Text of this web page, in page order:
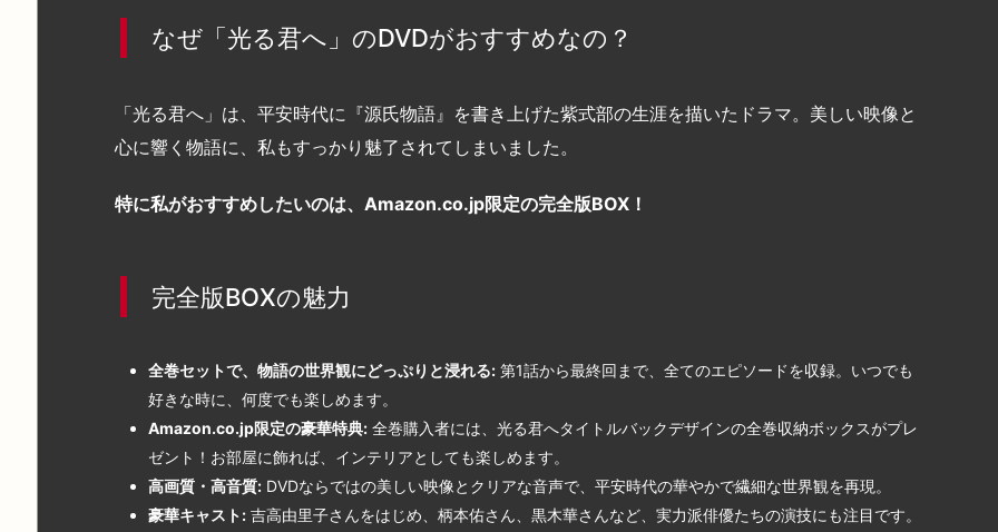
なぜ「光る君へ」のDVDがおすすめなの？
「光る君へ」は、平安時代に『源氏物語』を書き上げた紫式部の生涯を描いたドラマ。美しい映像と
心に響く物語に、私もすっかり魅了されてしまいました。
特に私がおすすめしたいのは、Amazon.co.jp限定の完全版BOX！
完全版BOXの魅力
全巻セットで、物語の世界観にどっぷりと浸れる: 第1話から最終回まで、全てのエピソードを収録。いつでも
好きな時に、何度でも楽しめます。
Amazon.co.jp限定の豪華特典: 全巻購入者には、光る君へタイトルバックデザインの全巻収納ボックスがプレ
ゼント！お部屋に飾れば、インテリアとしても楽しめます。
高画質・高音質: DVDならではの美しい映像とクリアな音声で、平安時代の華やかで繊細な世界観を再現。
豪華キャスト: 吉高由里子さんをはじめ、柄本佑さん、黒木華さんなど、実力派俳優たちの演技にも注目です。